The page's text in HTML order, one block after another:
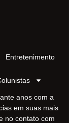
Entretenimento
anos com a
em suas mais
no contato com